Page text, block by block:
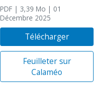
PDF | 3,39 Mo | 01
Décembre 2025
Télécharger
Feuilleter sur
Calaméo